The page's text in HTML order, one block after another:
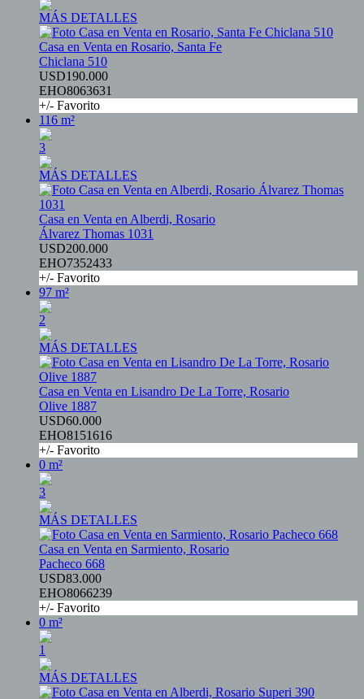
MÁS DETALLES
Casa en Venta en Rosario, Santa Fe
Chiclana 510
USD190.000
EHO8063631
+/- Favorito
116 m²
3
MÁS DETALLES
Casa en Venta en Alberdi, Rosario
Álvarez Thomas 1031
USD200.000
EHO7352433
+/- Favorito
97 m²
2
MÁS DETALLES
Casa en Venta en Lisandro De La Torre, Rosario
Olive 1887
USD60.000
EHO8151616
+/- Favorito
0 m²
3
MÁS DETALLES
Casa en Venta en Sarmiento, Rosario
Pacheco 668
USD83.000
EHO8066239
+/- Favorito
0 m²
1
MÁS DETALLES